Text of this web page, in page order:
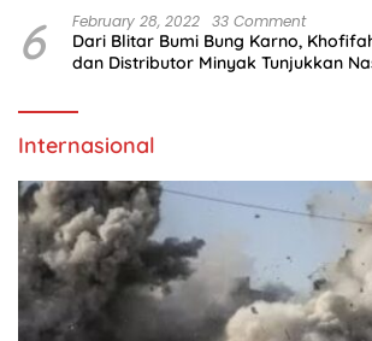
6 February 28, 2022 33 Comment
Dari Blitar Bumi Bung Karno,
dan Distributor Minyak Tunjukkan
Internasional